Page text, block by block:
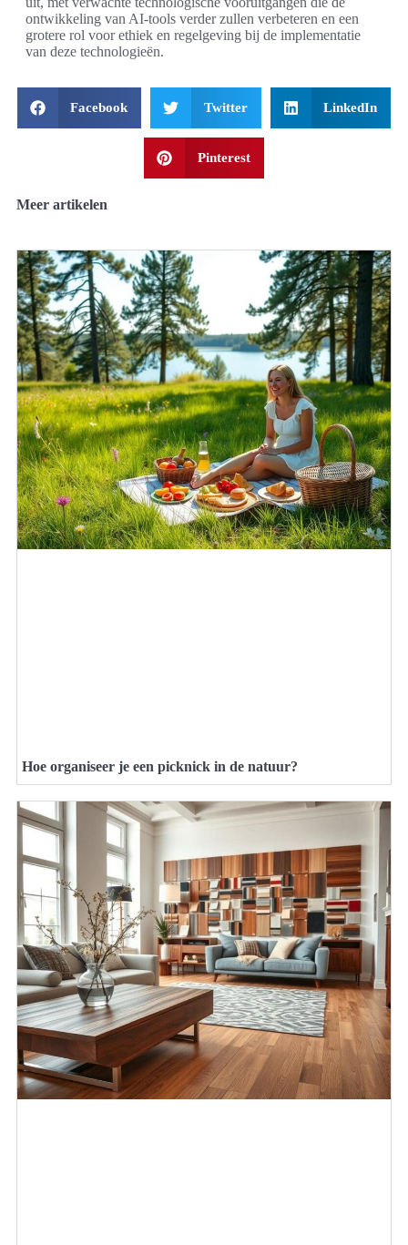
ontwikkeling van AI-tools verder zullen verbeteren en een
grotere rol voor ethiek en regelgeving bij de implementatie
van deze technologieën.
Facebook Twitter LinkedIn
Pinterest
Meer artikelen
Hoe organiseer je een picknick in de natuur?